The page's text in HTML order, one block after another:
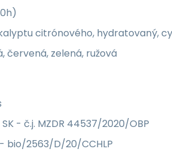
citrónového, hydratovaný,
červená, zelená, ružová
SK - č.j. MZDR 44537/2020/OBP
D/20/CCHLP